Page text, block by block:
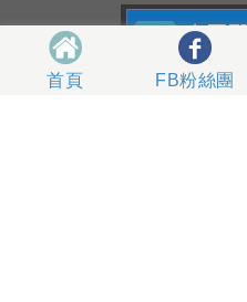
首頁 FB粉絲團